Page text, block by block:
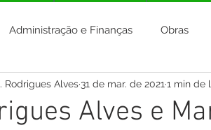
Administração e Finanças Obras
Institucional e Governo
Alves e
Rodrigues Alves 31 de mar. de 2021 1 min de